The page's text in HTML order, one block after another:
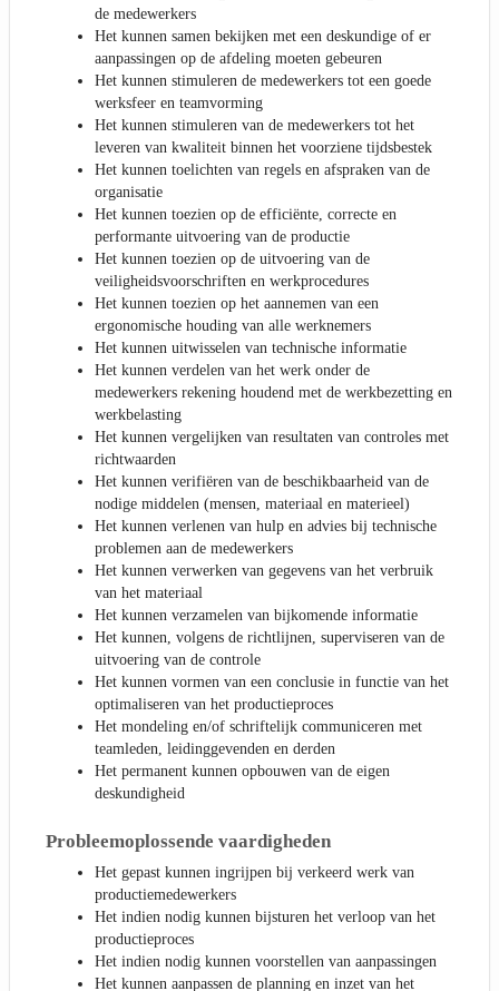
de medewerkers
Het kunnen samen bekijken met een deskundige of er
aanpassingen op de afdeling moeten gebeuren
Het kunnen stimuleren de medewerkers tot een goede
werksfeer en teamvorming
Het kunnen stimuleren van de medewerkers tot het
leveren van kwaliteit binnen het voorziene tijdsbestek
Het kunnen toelichten van regels en afspraken van de
organisatie
Het kunnen toezien op de efficiënte, correcte en
performante uitvoering van de productie
Het kunnen toezien op de uitvoering van de
veiligheidsvoorschriften en werkprocedures
Het kunnen toezien op het aannemen van een
ergonomische houding van alle werknemers
Het kunnen uitwisselen van technische informatie
Het kunnen verdelen van het werk onder de
medewerkers rekening houdend met de werkbezetting en
werkbelasting
Het kunnen vergelijken van resultaten van controles met
richtwaarden
Het kunnen verifiëren van de beschikbaarheid van de
nodige middelen (mensen, materiaal en materieel)
Het kunnen verlenen van hulp en advies bij technische
problemen aan de medewerkers
Het kunnen verwerken van gegevens van het verbruik
van het materiaal
Het kunnen verzamelen van bijkomende informatie
Het kunnen, volgens de richtlijnen, superviseren van de
uitvoering van de controle
Het kunnen vormen van een conclusie in functie van het
optimaliseren van het productieproces
Het mondeling en/of schriftelijk communiceren met
teamleden, leidinggevenden en derden
Het permanent kunnen opbouwen van de eigen
deskundigheid
Probleemoplossende vaardigheden
Het gepast kunnen ingrijpen bij verkeerd werk van
productiemedewerkers
Het indien nodig kunnen bijsturen het verloop van het
productieproces
Het indien nodig kunnen voorstellen van aanpassingen
Het kunnen aanpassen de planning en inzet van het